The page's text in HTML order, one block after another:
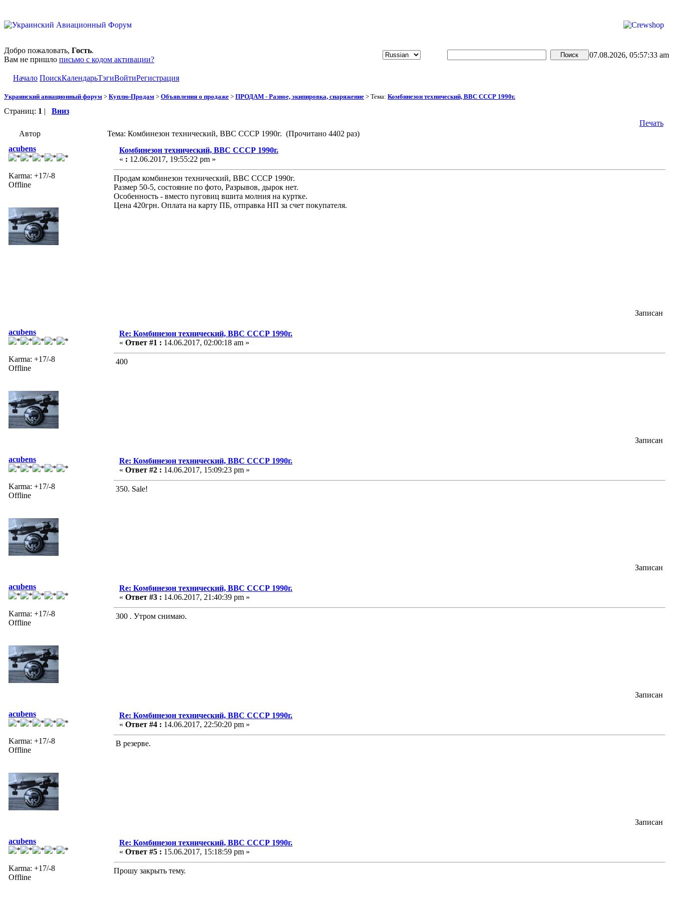
Добро пожаловать, Гость.
Вам не пришло письмо с кодом активации?
07.08.2026, 05:57:33 am
Начало ПоискКалендарьТэгиВойтиРегистрация
Украинский авиационный форум > Куплю-Продам > Объявления о продаже > ПРОДАМ - Разное, экипировка, снаряжение > Тема: Комбинезон технический, ВВС СССР 1990г.
Страниц: 1 | Вниз
Печать
Автор
Тема: Комбинезон технический, ВВС СССР 1990г. (Прочитано 4402 раз)
acubens
Karma: +17/-8
Offline
Комбинезон технический, ВВС СССР 1990г.
« : 12.06.2017, 19:55:22 pm »
Продам комбинезон технический, ВВС СССР 1990г.
Размер 50-5, состояние по фото, Разрывов, дырок нет.
Особенность - вместо пуговиц вшита молния на куртке.
Цена 420грн. Оплата на карту ПБ, отправка НП за счет покупателя.
Записан
acubens
Karma: +17/-8
Offline
Re: Комбинезон технический, ВВС СССР 1990г.
« Ответ #1 : 14.06.2017, 02:00:18 am »
400
Записан
acubens
Karma: +17/-8
Offline
Re: Комбинезон технический, ВВС СССР 1990г.
« Ответ #2 : 14.06.2017, 15:09:23 pm »
350. Sale!
Записан
acubens
Karma: +17/-8
Offline
Re: Комбинезон технический, ВВС СССР 1990г.
« Ответ #3 : 14.06.2017, 21:40:39 pm »
300 . Утром снимаю.
Записан
acubens
Karma: +17/-8
Offline
Re: Комбинезон технический, ВВС СССР 1990г.
« Ответ #4 : 14.06.2017, 22:50:20 pm »
В резерве.
Записан
acubens
Karma: +17/-8
Offline
Re: Комбинезон технический, ВВС СССР 1990г.
« Ответ #5 : 15.06.2017, 15:18:59 pm »
Прошу закрыть тему.